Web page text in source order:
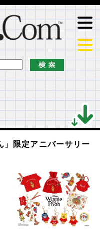
」限定アニバーサリー